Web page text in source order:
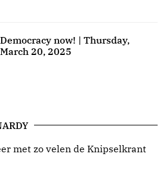
Democracy now! | Thursday,
March 20, 2025
met zo velen de Knipselkrant